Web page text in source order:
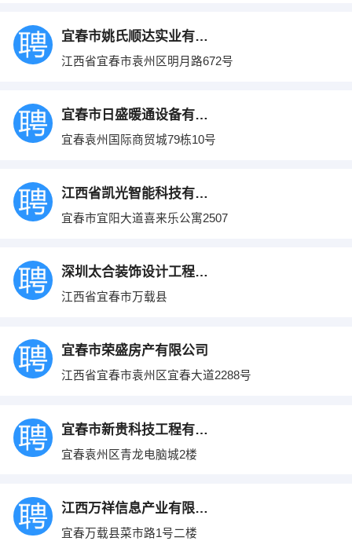
宜春市姚氏顺达实业有限公司
江西省宜春市袁州区明月路672号
宜春市日盛暖通设备有限公司
宜春袁州国际商贸城79栋10号
江西省凯光智能科技有限公司
宜春市宜阳大道喜来乐公寓2507
深圳太合装饰设计工程有限公司宜春分公司
江西省宜春市万载县
宜春市荣盛房产有限公司
江西省宜春市袁州区宜春大道2288号
宜春市新贵科技工程有限公司
宜春袁州区青龙电脑城2楼
江西万祥信息产业有限公司
宜春万载县菜市路1号二楼